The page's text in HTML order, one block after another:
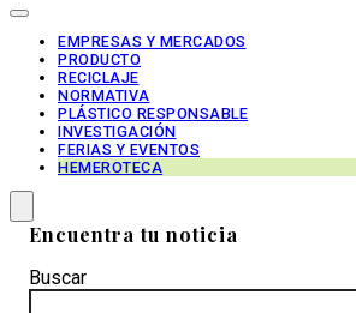
EMPRESAS Y MERCADOS
PRODUCTO
RECICLAJE
NORMATIVA
PLÁSTICO RESPONSABLE
INVESTIGACIÓN
FERIAS Y EVENTOS
HEMEROTECA
Encuentra tu noticia
Buscar